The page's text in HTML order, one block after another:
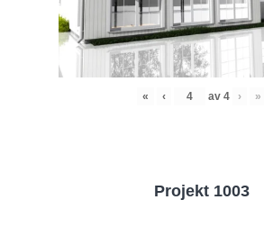
« ‹ av 4 › »
Projekt 1003